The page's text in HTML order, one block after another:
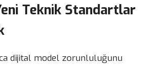
Teknik Standartlar
dijital model zorunluluğunu